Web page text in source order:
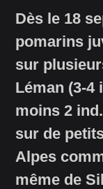
Dès le 18
pomarins
sur
Léman (3-4
moins 2
sur de
Alpes
même de